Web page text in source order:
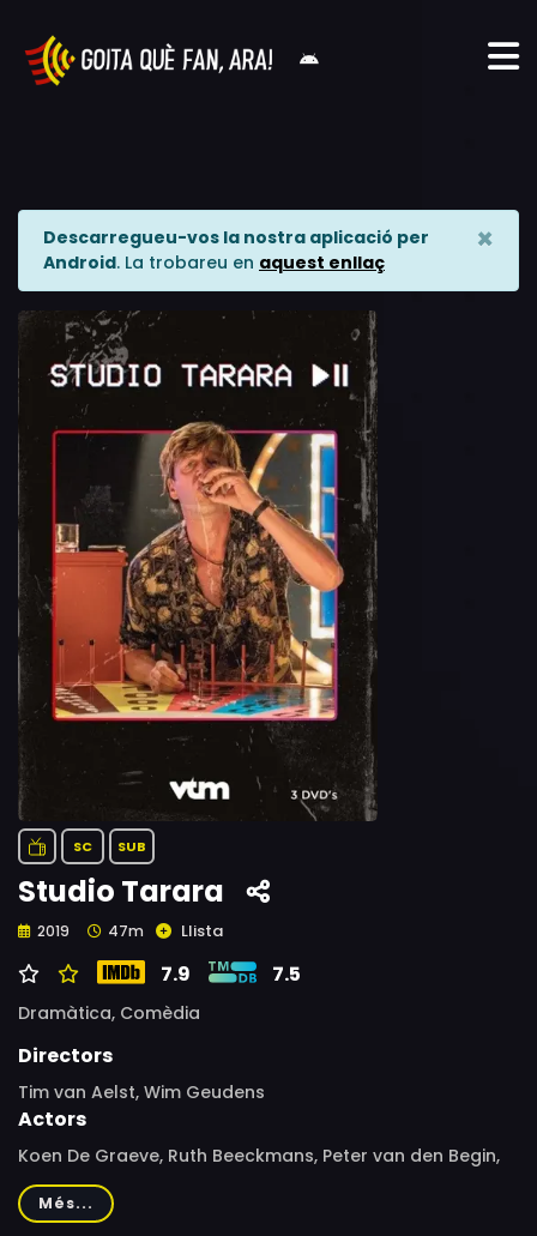
Descarregueu-vos la nostra aplicació per
Android. La trobareu en aquest enllaç
×
SC SUB
Studio Tarara
2019 47m Llista
7.9 7.5
Dramàtica, Comèdia
Directors
Tim van Aelst, Wim Geudens
Actors
Koen De Graeve, Ruth Beeckmans, Peter van den Begin,
Janne Desmet, Geert Van Rampelberg, Frances Lefebure,
Charlotte Timmers, Jonas Vermeulen, Lauren Versnick,
Més...